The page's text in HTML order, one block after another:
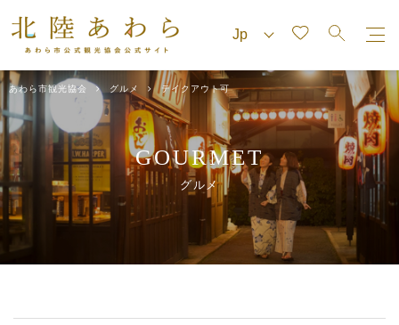
あわら市観光協会 グルメ テイクアウト可
GOURMET
グルメ